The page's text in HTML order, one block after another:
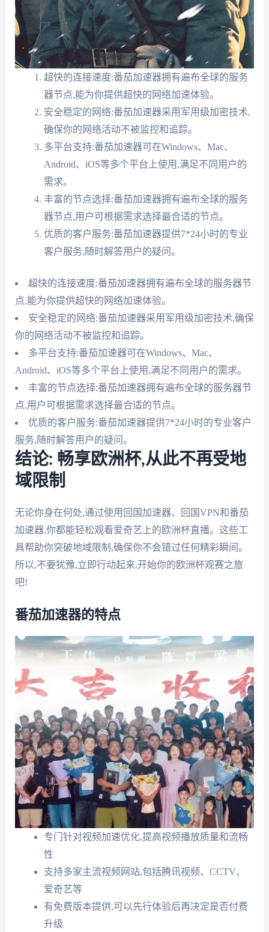
超快的连接速度:番茄加速器拥有遍布全球的服务
器节点,能为你提供超快的网络加速体验。
安全稳定的网络:番茄加速器采用军用级加密技术,
确保你的网络活动不被监控和追踪。
多平台支持:番茄加速器可在Windows、Mac、
Android、iOS等多个平台上使用,满足不同用户的
需求。
丰富的节点选择:番茄加速器拥有遍布全球的服务
器节点,用户可根据需求选择最合适的节点。
优质的客户服务:番茄加速器提供7*24小时的专业
客户服务,随时解答用户的疑问。
超快的连接速度:番茄加速器拥有遍布全球的服务器节
点,能为你提供超快的网络加速体验。
安全稳定的网络:番茄加速器采用军用级加密技术,确保
你的网络活动不被监控和追踪。
多平台支持:番茄加速器可在Windows、Mac、
Android、iOS等多个平台上使用,满足不同用户的需求。
丰富的节点选择:番茄加速器拥有遍布全球的服务器节
点,用户可根据需求选择最合适的节点。
优质的客户服务:番茄加速器提供7*24小时的专业客户
服务,随时解答用户的疑问。
结论: 畅享欧洲杯,从此不再受地
域限制
无论你身在何处,通过使用回国加速器、回国VPN和番茄
加速器,你都能轻松观看爱奇艺上的欧洲杯直播。这些工
具帮助你突破地域限制,确保你不会错过任何精彩瞬间。
所以,不要犹豫,立即行动起来,开始你的欧洲杯观赛之旅
吧!
番茄加速器的特点
专门针对视频加速优化,提高视频播放质量和流畅
性
支持多家主流视频网站,包括腾讯视频、CCTV、
爱奇艺等
有免费版本提供,可以先行体验后再决定是否付费
升级